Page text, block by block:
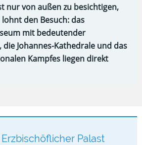
nur von außen zu besichtigen,
den Besuch: das
mit bedeutender
Johannes-Kathedrale und das
Kampfes liegen direkt
Palast